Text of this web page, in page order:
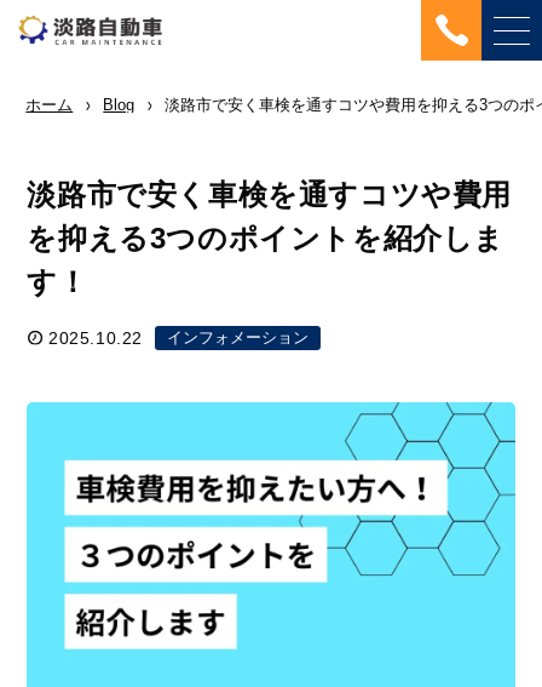
ホーム Blog 淡路市で安く車検を通すコツや費用を抑える3つのポ
淡路市で安く車検を通すコツや費用
を抑える3つのポイントを紹介しま
す！
2025.10.22 インフォメーション